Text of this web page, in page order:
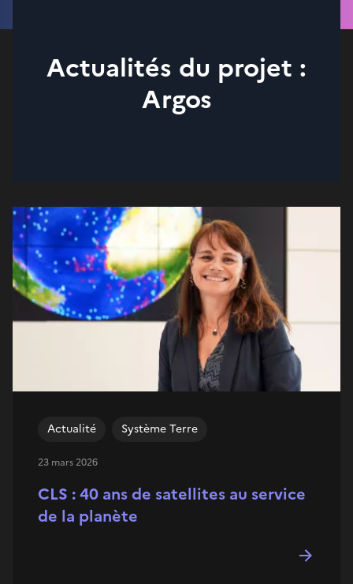
Actualités du projet :
Argos
CLS : 40 ans de satellites au service
de la planète
Actualité Système Terre
23 mars 2026